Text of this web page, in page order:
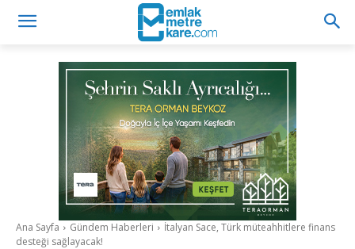
Ana Sayfa Gündem Haberleri
İtalyan Sace, Türk müteahhitlere finans
desteği sağlayacak!